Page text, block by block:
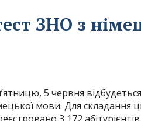
ЗНО з
5 червня
мови. Для складання